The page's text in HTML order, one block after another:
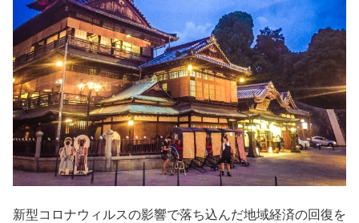
新型コロナウィルスの影響で落ち込んだ地域経済の回復を